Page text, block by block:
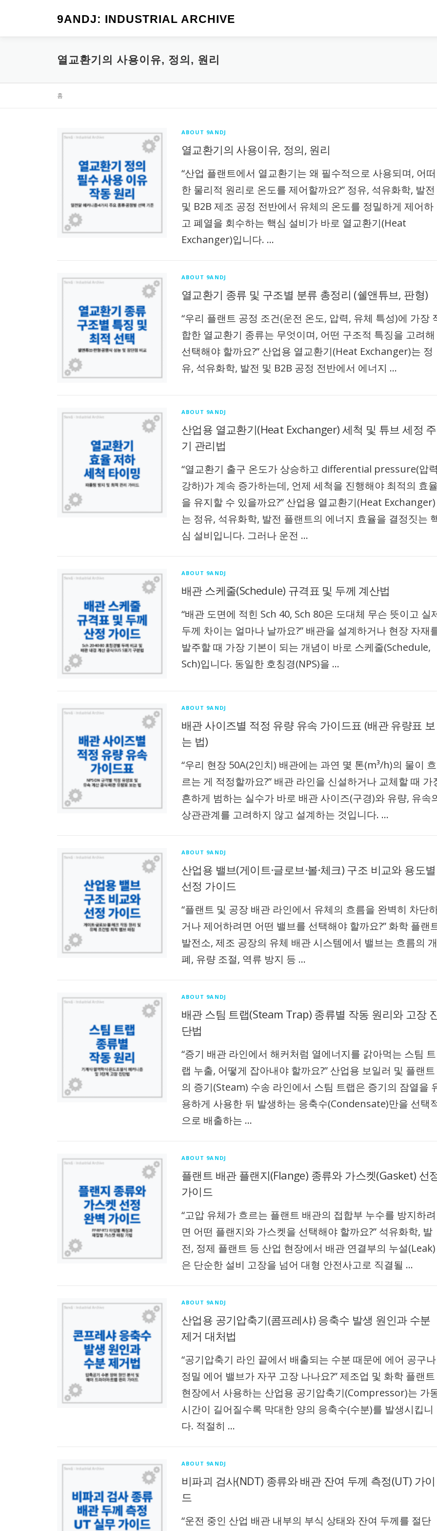
로
9ANDJ: INDUSTRIAL ARCHIVE
열교환기의 사용이유, 정의, 원리
홈
ABOUT 9ANDJ
열교환기의 사용이유, 정의, 원리
“산업 플랜트에서 열교환기는 왜 필수적으로 사용되며, 어떠
한 물리적 원리로 온도를 제어할까요?” 정유, 석유화학, 발전
및 B2B 제조 공정 전반에서 유체의 온도를 정밀하게 제어하
고 폐열을 회수하는 핵심 설비가 바로 열교환기(Heat
Exchanger)입니다. …
ABOUT 9ANDJ
열교환기 종류 및 구조별 분류 총정리 (쉘앤튜브, 판형)
“우리 플랜트 공정 조건(운전 온도, 압력, 유체 특성)에 가장
합한 열교환기 종류는 무엇이며, 어떤 구조적 특징을 고려해
선택해야 할까요?” 산업용 열교환기(Heat Exchanger)는 정
유, 석유화학, 발전 및 B2B 공정 전반에서 에너지 …
ABOUT 9ANDJ
산업용 열교환기(Heat Exchanger) 세척 및 튜브 세정 주
기 관리법
“열교환기 출구 온도가 상승하고 differential pressure(압
강하)가 계속 증가하는데, 언제 세척을 진행해야 최적의 효
을 유지할 수 있을까요?” 산업용 열교환기(Heat Exchanger)
는 정유, 석유화학, 발전 플랜트의 에너지 효율을 결정짓는
심 설비입니다. 그러나 운전 …
ABOUT 9ANDJ
배관 스케줄(Schedule) 규격표 및 두께 계산법
“배관 도면에 적힌 Sch 40, Sch 80은 도대체 무슨 뜻이고 실
두께 차이는 얼마나 날까요?” 배관을 설계하거나 현장 자재
발주할 때 가장 기본이 되는 개념이 바로 스케줄(Schedule,
Sch)입니다. 동일한 호칭경(NPS)을 …
ABOUT 9ANDJ
배관 사이즈별 적정 유량 유속 가이드표 (배관 유량표 보
는 법)
“우리 현장 50A(2인치) 배관에는 과연 몇 톤(m³/h)의 물이 흐
르는 게 적정할까요?” 배관 라인을 신설하거나 교체할 때 가
흔하게 범하는 실수가 바로 배관 사이즈(구경)와 유량, 유속
상관관계를 고려하지 않고 설계하는 것입니다. …
ABOUT 9ANDJ
산업용 밸브(게이트·글로브·볼·체크) 구조 비교와 용도별
선정 가이드
“플랜트 및 공장 배관 라인에서 유체의 흐름을 완벽히 차단
거나 제어하려면 어떤 밸브를 선택해야 할까요?” 화학 플랜
발전소, 제조 공장의 유체 배관 시스템에서 밸브는 흐름의 개
폐, 유량 조절, 역류 방지 등 …
ABOUT 9ANDJ
배관 스팀 트랩(Steam Trap) 종류별 작동 원리와 고장
단법
“증기 배관 라인에서 해커처럼 열에너지를 갉아먹는 스팀 트
랩 누출, 어떻게 잡아내야 할까요?” 산업용 보일러 및 플랜트
의 증기(Steam) 수송 라인에서 스팀 트랩은 증기의 잠열을
용하게 사용한 뒤 발생하는 응축수(Condensate)만을 선택
으로 배출하는 …
ABOUT 9ANDJ
플랜트 배관 플랜지(Flange) 종류와 가스켓(Gasket) 선
가이드
“고압 유체가 흐르는 플랜트 배관의 접합부 누수를 방지하려
면 어떤 플랜지와 가스켓을 선택해야 할까요?” 석유화학, 발
전, 정제 플랜트 등 산업 현장에서 배관 연결부의 누설(Leak)
은 단순한 설비 고장을 넘어 대형 안전사고로 직결될 …
ABOUT 9ANDJ
산업용 공기압축기(콤프레샤) 응축수 발생 원인과 수분
제거 대처법
“공기압축기 라인 끝에서 배출되는 수분 때문에 에어 공구나
정밀 에어 밸브가 자꾸 고장 나나요?” 제조업 및 화학 플랜트
현장에서 사용하는 산업용 공기압축기(Compressor)는 가
시간이 길어질수록 막대한 양의 응축수(수분)를 발생시킵니
다. 적절히 …
ABOUT 9ANDJ
비파괴 검사(NDT) 종류와 배관 잔여 두께 측정(UT) 가이
드
“운전 중인 산업 배관 내부의 부식 상태와 잔여 두께를 절단